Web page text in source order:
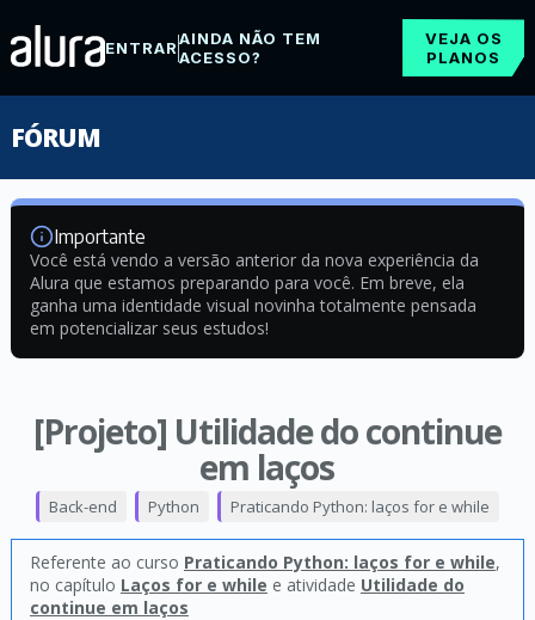
ENTRARAINDA NÃO TEM
ACESSO?
VEJA OS
PLANOS
FÓRUM
Importante
Você está vendo a versão anterior da nova experiência da
Alura que estamos preparando para você. Em breve, ela
ganha uma identidade visual novinha totalmente pensada
em potencializar seus estudos!
[Projeto] Utilidade do continue
em laços
Back-end Python Praticando Python: laços for e while
Referente ao curso Praticando Python: laços for e while,
no capítulo Laços for e while e atividade Utilidade do
continue em laços